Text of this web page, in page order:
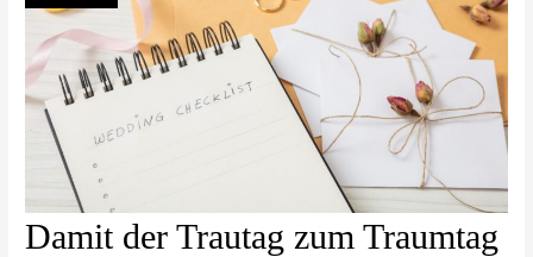
Damit der Trautag zum Traumtag
Damit